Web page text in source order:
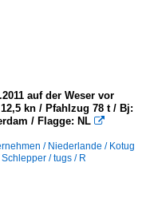
auf der Weser vor
kn / Pfahlzug 78 t / Bj:
/ Flagge: NL 
/ Niederlande / Kotug
/ tugs / R